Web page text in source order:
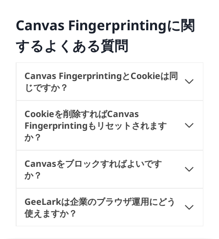
Canvas Fingerprintingに関
するよくある質問
Canvas FingerprintingとCookieは同
じですか？
Cookieを削除すればCanvas
Fingerprintingもリセットされます
か？
Canvasをブロックすればよいです
か？
GeeLarkは企業のブラウザ運用にどう
使えますか？